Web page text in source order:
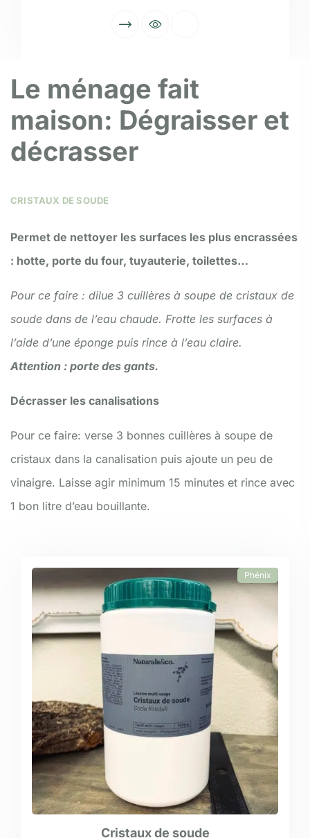
Le ménage fait
maison: Dégraisser et
décrasser
CRISTAUX DE SOUDE
Permet de nettoyer les surfaces les plus encrassées
: hotte, porte du four, tuyauterie, toilettes…
Pour ce faire : dilue 3 cuillères à soupe de cristaux de
soude dans de l’eau chaude. Frotte les surfaces à
l’aide d’une éponge puis rince à l’eau claire.
Attention : porte des gants.
Décrasser les canalisations
Pour ce faire: verse 3 bonnes cuillères à soupe de
cristaux dans la canalisation puis ajoute un peu de
vinaigre. Laisse agir minimum 15 minutes et rince avec
1 bon litre d’eau bouillante.
Phénix
Cristaux de soude